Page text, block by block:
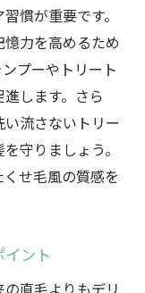
慣が重要です。
力を高めるため
プーやトリート
します。さら
流さないトリー
守りましょう。
せ毛風の質感を
ント
直毛よりもデリ